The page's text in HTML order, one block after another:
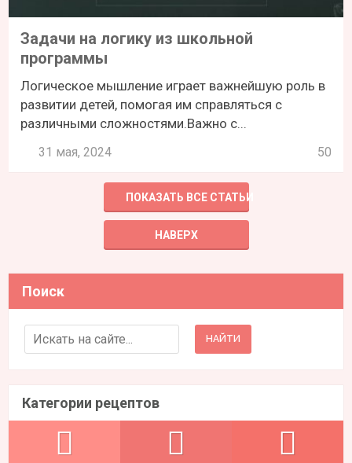
Задачи на логику из школьной
программы
Логическое мышление играет важнейшую роль в
развитии детей, помогая им справляться с
различными сложностями.Важно с...
31 мая, 2024 50
ПОКАЗАТЬ ВСЕ СТАТЬИ
НАВЕРХ
Поиск
Search for:
Категории рецептов